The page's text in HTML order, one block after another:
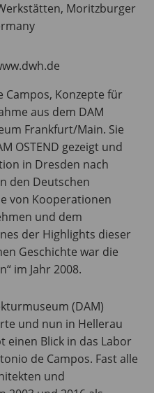
Moritzburger
Campos, Konzepte für
aus dem DAM
Frankfurt/Main. Sie
OSTEND gezeigt und
in Dresden nach
den Deutschen
von Kooperationen
und dem
der Highlights dieser
Geschichte war die
im Jahr 2008.
(DAM)
und nun in Hellerau
einen Blick in das Labor
de Campos. Fast alle
und